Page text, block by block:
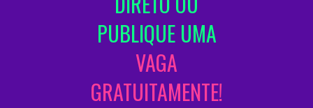
PUBLIQUE UMA
VAGA
GRATUITAMENTE!